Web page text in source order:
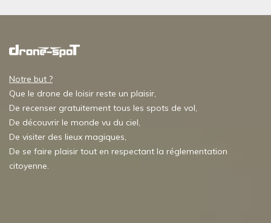
Notre but ?
Que le drone de loisir reste un plaisir,
De recenser gratuitement tous les spots de vol,
De découvrir le monde vu du ciel,
De visiter des lieux magiques,
De se faire plaisir tout en respectant la réglementation
citoyenne.